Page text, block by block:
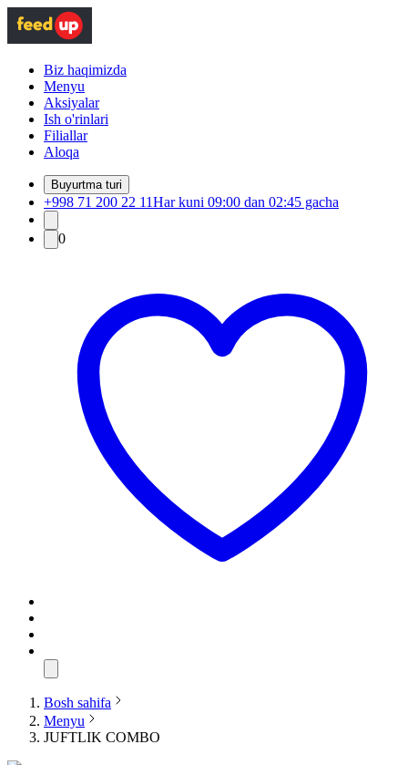
Biz haqimizda
Menyu
Aksiyalar
Ish o'rinlari
Filiallar
Aloqa
Buyurtma turi
+998 71 200 22 11Har kuni 09:00 dan 02:45 gacha
0
Bosh sahifa
Menyu
JUFTLIK COMBO